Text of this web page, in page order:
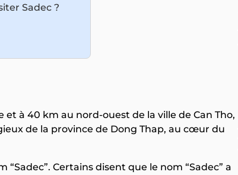
Sadec ?
et à 40 km au nord-ouest de la ville de Can Tho,
de la province de Dong Thap, au cœur du
“Sadec”. Certains disent que le nom “Sadec” a